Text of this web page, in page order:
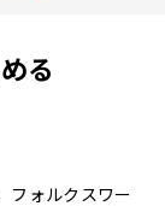
る
フォルクスワー